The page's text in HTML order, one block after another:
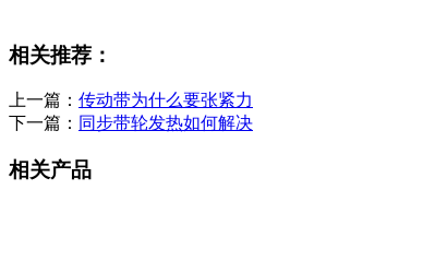
相关推荐：
上一篇： 传动带为什么要张紧力
下一篇： 同步带轮发热如何解决
相关产品